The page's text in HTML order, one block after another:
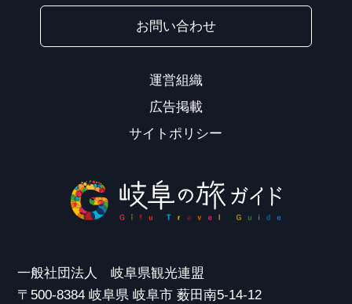
お問い合わせ
運営組織
広告掲載
サイトポリシー
一般社団法人 岐阜県観光連盟
〒500-8384 岐阜県 岐阜市 薮田南5-14-12